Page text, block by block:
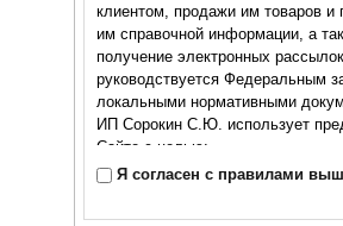
клиентом, продажи им товаров и
им справочной информации, а
получение электронных
руководствуется Федеральным
локальными нормативными
ИП Сорокин С.Ю. использует
Сайте с целью:
• для идентификации/
Я согласен с правилами